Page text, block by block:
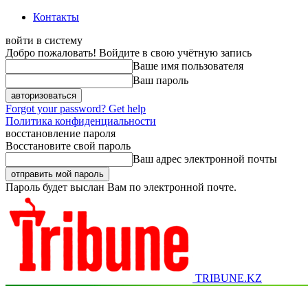
Контакты
войти в систему
Добро пожаловать! Войдите в свою учётную запись
Ваше имя пользователя
Ваш пароль
Forgot your password? Get help
Политика конфиденциальности
восстановление пароля
Восстановите свой пароль
Ваш адрес электронной почты
Пароль будет выслан Вам по электронной почте.
TRIBUNE.KZ